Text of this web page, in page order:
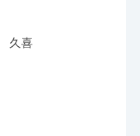
久喜